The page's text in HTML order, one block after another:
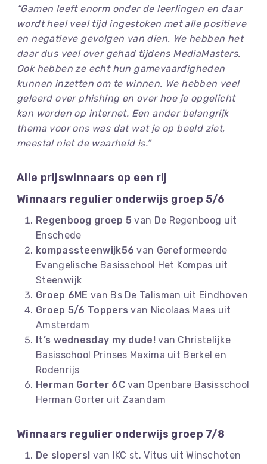
“Gamen leeft enorm onder de leerlingen en daar
wordt heel veel tijd ingestoken met alle positieve
en negatieve gevolgen van dien. We hebben het
daar dus veel over gehad tijdens MediaMasters.
Ook hebben ze echt hun gamevaardigheden
kunnen inzetten om te winnen. We hebben veel
geleerd over phishing en over hoe je opgelicht
kan worden op internet. Een ander belangrijk
thema voor ons was dat wat je op beeld ziet,
meestal niet de waarheid is.”
Alle prijswinnaars op een rij
Winnaars regulier onderwijs groep 5/6
Regenboog groep 5van De Regenboog uit
Enschede
kompassteenwijk56van Gereformeerde
Evangelische Basisschool Het Kompas uit
Steenwijk
Groep 6ME van Bs De Talisman uit Eindhoven
Groep 5/6 Toppers van Nicolaas Maes uit
Amsterdam
It’s wednesday my dude!van Christelijke
Basisschool Prinses Maxima uit Berkel en
Rodenrijs
Herman Gorter 6Cvan Openbare Basisschool
Herman Gorter uit Zaandam
Winnaars regulier onderwijs groep 7/8
De slopers! van IKC st. Vitus uit Winschoten